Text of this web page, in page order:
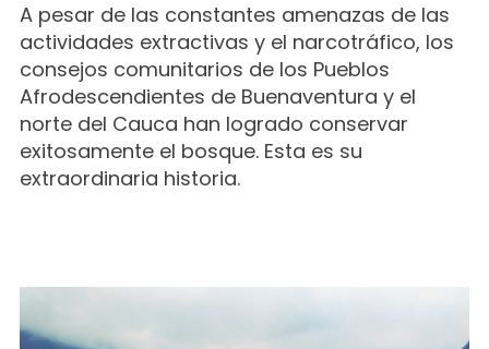
A pesar de las constantes amenazas de las
actividades extractivas y el narcotráfico, los
consejos comunitarios de los Pueblos
Afrodescendientes de Buenaventura y el
norte del Cauca han logrado conservar
exitosamente el bosque. Esta es su
extraordinaria historia.